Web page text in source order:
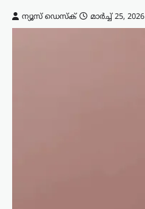
ന്യൂസ് ഡെസ്ക് മാർച്ച്‌ 25, 2026